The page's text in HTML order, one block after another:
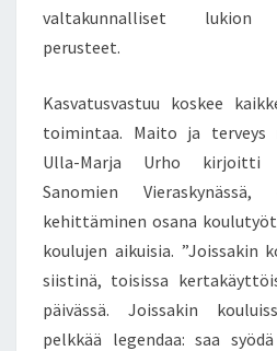
valtakunnalliset lukion
perusteet.
Kasvatusvastuu koskee
toimintaa. Maito ja terveys
Ulla-Marja Urho kirjoitti
Sanomien
kehittäminen osana
koulujen aikuisia. ”Joissakin
siistinä, toisissa
päivässä. Joissakin
pelkkää legendaa: saa